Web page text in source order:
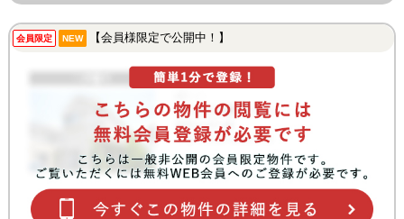
会員限定 NEW 【会員様限定で公開中！】